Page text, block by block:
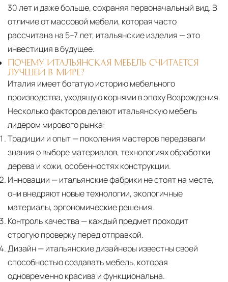
30 лет и даже больше, сохраняя первоначальный вид. В
отличие от массовой мебели, которая часто
рассчитана на 5–7 лет, итальянские изделия — это
инвестиция в будущее.
ПОЧЕМУ ИТАЛЬЯНСКАЯ МЕБЕЛЬ СЧИТАЕТСЯ
ЛУЧШЕЙ В МИРЕ?
Италия имеет богатую историю мебельного
производства, уходящую корнями в эпоху Возрождения.
Несколько факторов делают итальянскую мебель
лидером мирового рынка:
Традиции и опыт— поколения мастеров передавали
знания о выборе материалов, технологиях обработки
дерева и кожи, особенностях конструкции.
Инновации — итальянские фабрики не стоят на месте,
они внедряют новые технологии, экологичные
материалы, эргономические решения.
Контроль качества — каждый предмет проходит
строгую проверку перед отправкой.
Дизайн— итальянские дизайнеры известны своей
способностью создавать мебель, которая
одновременно красива и функциональна.